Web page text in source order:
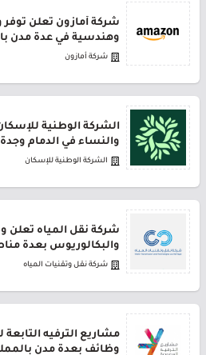
شركة أمازون تعلن توفر
وهندسية في عدة مدن
شركة أمازون
الشركة الوطنية
والنساء في الدمام وجدة
الشركة الوطنية للإسكان
شركة نقل المياه تعلن
والبكالوريوس بعدة
شركة نقل وتقنيات المياه
مشاريع الترفيه
وظائف بعدة مدن